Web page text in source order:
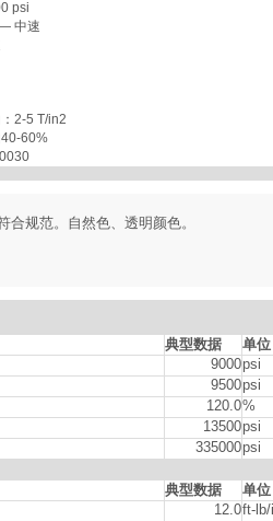
psi
中速
2-5 T/in2
40-60%
规范。自然色、透明颜色。
典型数据
单位
9000psi
9500psi
120.0%
13500psi
335000psi
典型数据
单位
12.0ft-lb/